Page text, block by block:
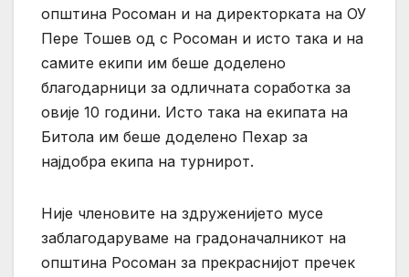
општина Росоман и на директорката на ОУ
Пере Тошев од с Росоман и исто така и на
самите екипи им беше доделено
благодарници за одличната соработка за
овије 10 години. Исто така на екипата на
Битола им беше доделено Пехар за
најдобра екипа на турнирот.
Није членовите на здруженијето мусе
заблагодаруваме на градоначалникот на
општина Росоман за прекраснијот пречек